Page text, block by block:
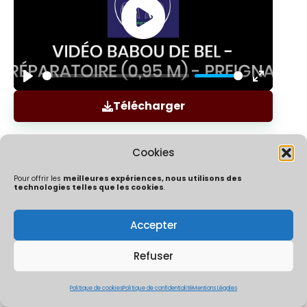
Cookies
Pour offrir les meilleures expériences, nous utilisons des
technologies telles que les cookies.
Accepter
Refuser
Politique de cookiesPolitique de confidentialitéMentions Légales
Play
Enter
Télécharger
Politique de confidentialité
Politique de cookies (UE)
Thibaut Mouly & Co | 2026